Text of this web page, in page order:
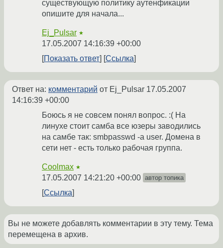
существующую политику аутенфикации
опишите для начала...
Ej_Pulsar ★
17.05.2007 14:16:39 +00:00
Показать ответ
Ссылка
Ответ на: комментарий от Ej_Pulsar 17.05.2007
14:16:39 +00:00
Боюсь я не совсем понял вопрос. :( На
линухе стоит самба все юзеры заводились
на самбе так: smbpasswd -a user. Домена в
сети нет - есть только рабочая группа.
Coolmax ★
17.05.2007 14:21:20 +00:00 автор топика
Ссылка
Вы не можете добавлять комментарии в эту тему. Тема
перемещена в архив.